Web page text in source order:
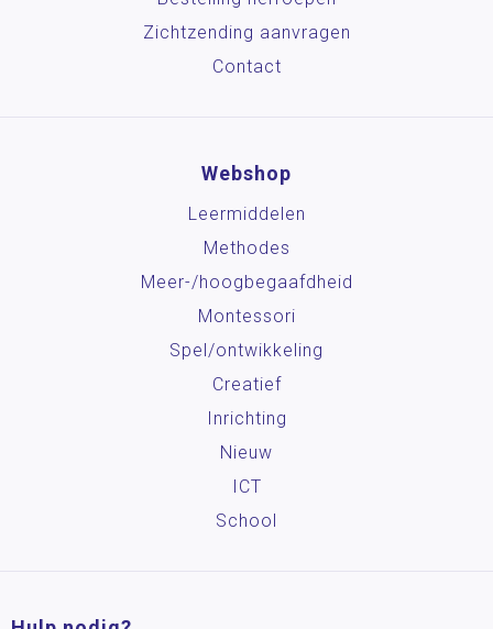
Zichtzending aanvragen
Contact
Webshop
Leermiddelen
Methodes
Meer-/hoog­begaafdheid
Montessori
Spel/ontwikkeling
Creatief
Inrichting
Nieuw
ICT
School